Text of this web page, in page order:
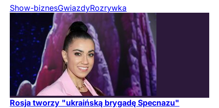
Show-biznesGwiazdyRozrywka
Rosja tworzy "ukraińską brygadę Specnazu"